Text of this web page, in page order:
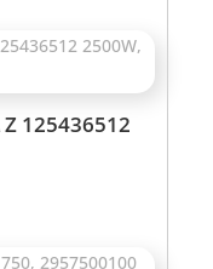
125436512